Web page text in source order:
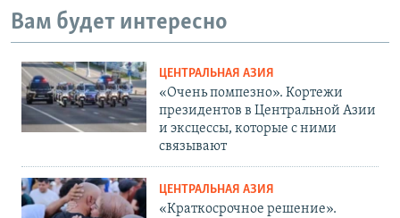
Вам будет интересно
ЦЕНТРАЛЬНАЯ АЗИЯ
«Очень помпезно». Кортежи
президентов в Центральной Азии
и эксцессы, которые с ними
связывают
ЦЕНТРАЛЬНАЯ АЗИЯ
«Краткосрочное решение».